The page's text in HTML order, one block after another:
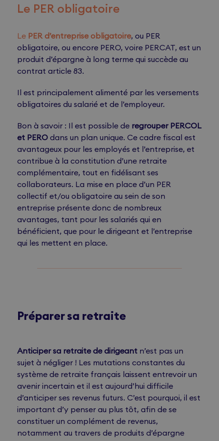
Le PER obligatoire
Le PER d’entreprise obligatoire, ou PER
obligatoire, ou encore PERO, voire PERCAT, est un
produit d’épargne à long terme qui succède au
contrat article 83.
Il est principalement alimenté par les versements
obligatoires du salarié et de l’employeur.
Bon à savoir : Il est possible de regrouper PERCOL
et PERO dans un plan unique. Ce cadre fiscal est
avantageux pour les employés et l’entreprise, et
contribue à la constitution d’une retraite
complémentaire, tout en fidélisant ses
collaborateurs. La mise en place d’un PER
collectif et/ou obligatoire au sein de son
entreprise présente donc de nombreux
avantages, tant pour les salariés qui en
bénéficient, que pour le dirigeant et l’entreprise
qui les mettent en place.
Préparer sa retraite
Anticiper sa retraite de dirigeant n’est pas un
sujet à négliger ! Les mutations constantes du
système de retraite français laissent entrevoir un
avenir incertain et il est aujourd’hui difficile
d’anticiper ses revenus futurs. C’est pourquoi, il est
important d’y penser au plus tôt, afin de se
constituer un complément de revenus,
notamment au travers de produits d’épargne